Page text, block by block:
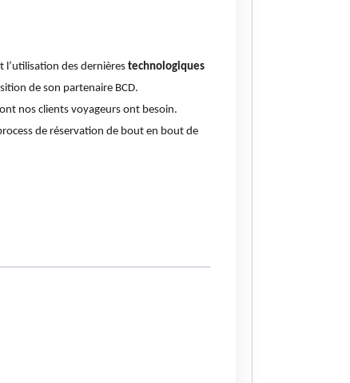
l’utilisation des dernières technologiques
de son partenaire BCD.
nos clients voyageurs ont besoin.
de réservation de bout en bout de